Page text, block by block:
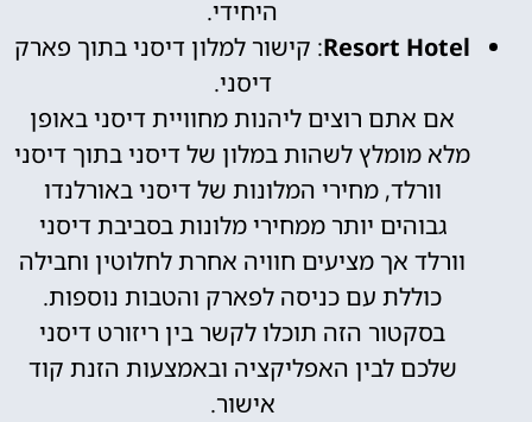
היחידי.
Resort Hotel: קישור למלון דיסני בתוך פארק
דיסני.
אם אתם רוצים ליהנות מחוויית דיסני באופן
מלא מומלץ לשהות במלון של דיסני בתוך דיסני
וורלד, מחירי המלונות של דיסני באורלנדו
גבוהים יותר ממחירי מלונות בסביבת דיסני
וורלד אך מציעים חוויה אחרת לחלוטין וחבילה
כוללת עם כניסה לפארק והטבות נוספות.
בסקטור הזה תוכלו לקשר בין ריזורט דיסני
שלכם לבין האפליקציה ובאמצעות הזנת קוד
אישור.